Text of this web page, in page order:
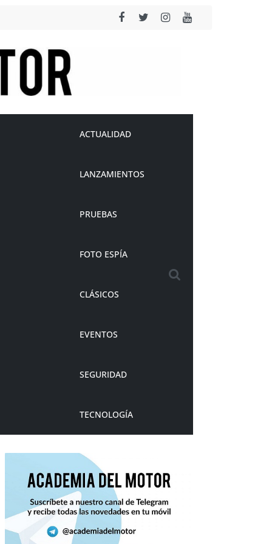
ACTUALIDAD
LANZAMIENTOS
PRUEBAS
FOTO ESPÍA
CLÁSICOS
EVENTOS
SEGURIDAD
TECNOLOGÍA